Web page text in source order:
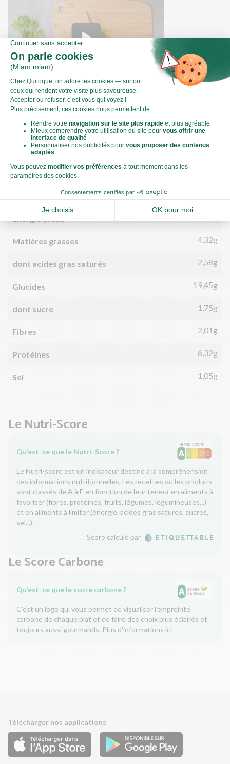
Comment ciseler de la coriandre ?
Valeurs nutritionnelles
Par personne Pour 100g
Énergie (kCal)
Matières grasses 4,32g
dont acides gras saturés 2,58g
Glucides 19,45g
dont sucre 1,75g
Fibres 2,01g
Protéines 6,32g
Sel 1,05g
Le Nutri-Score
Qu’est-ce que le Nutri-Score ?
Le Nutri-score est un indicateur destiné à la compréhension
des informations nutritionnelles. Les recettes ou les produits
sont classés de A à E en fonction de leur teneur en aliments à
favoriser (fibres, protéines, fruits, légumes, légumineuses...)
et en aliments à limiter (énergie, acides gras saturés, sucres,
sel...).
Score calculé par
Le Score Carbone
Qu’est-ce que le score carbone ?
C'est un logo qui vous permet de visualiser l’empreinte
carbone de chaque plat et de faire des choix plus éclairés et
toujours aussi gourmands. Plus d'informations ici
Télécharger nos applications